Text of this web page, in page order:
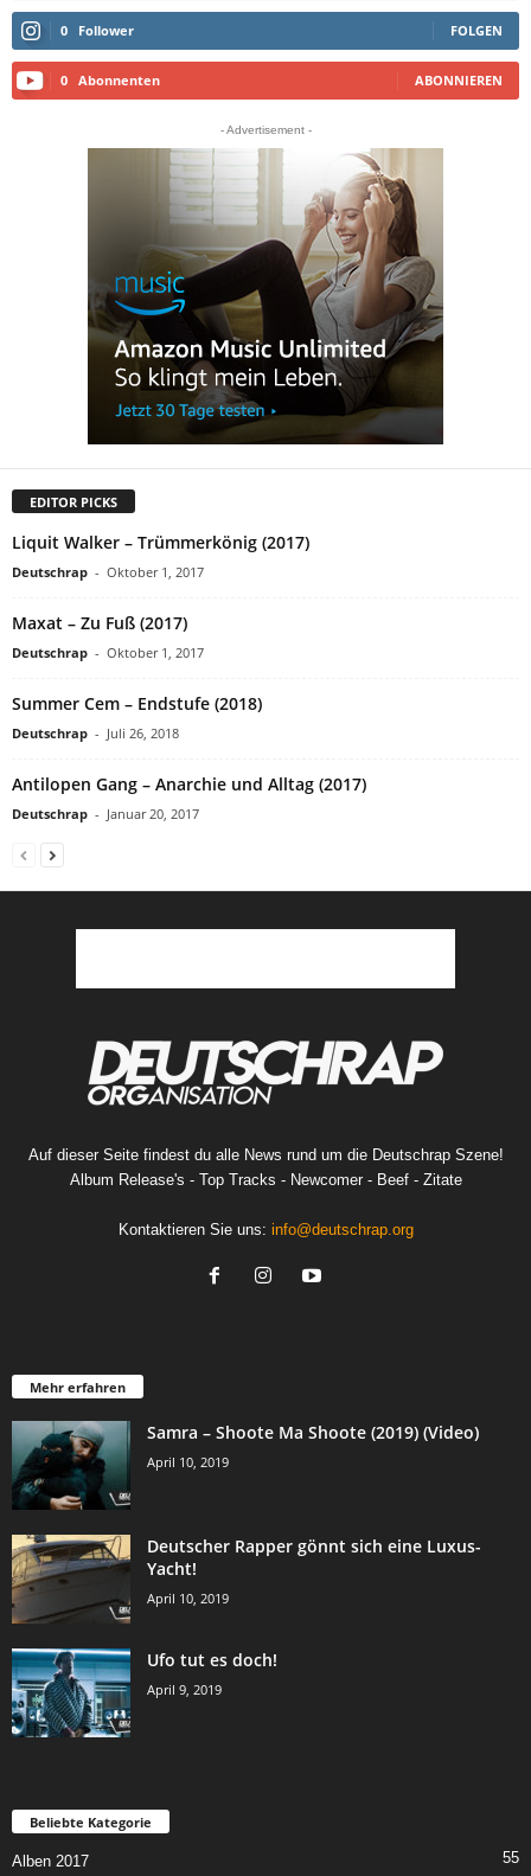
0 Follower FOLGEN
0 Abonnenten ABONNIEREN
- Advertisement -
EDITOR PICKS
Liquit Walker – Trümmerkönig (2017)
Deutschrap - Oktober 1, 2017
Maxat – Zu Fuß (2017)
Deutschrap - Oktober 1, 2017
Summer Cem – Endstufe (2018)
Deutschrap - Juli 26, 2018
Antilopen Gang – Anarchie und Alltag (2017)
Deutschrap - Januar 20, 2017
Auf dieser Seite findest du alle News rund um die Deutschrap Szene!
Album Release's - Top Tracks - Newcomer - Beef - Zitate
Kontaktieren Sie uns: info@deutschrap.org
Mehr erfahren
Samra – Shoote Ma Shoote (2019) (Video)
April 10, 2019
Deutscher Rapper gönnt sich eine Luxus-
Yacht!
April 10, 2019
Ufo tut es doch!
April 9, 2019
Beliebte Kategorie
Alben 2017 55